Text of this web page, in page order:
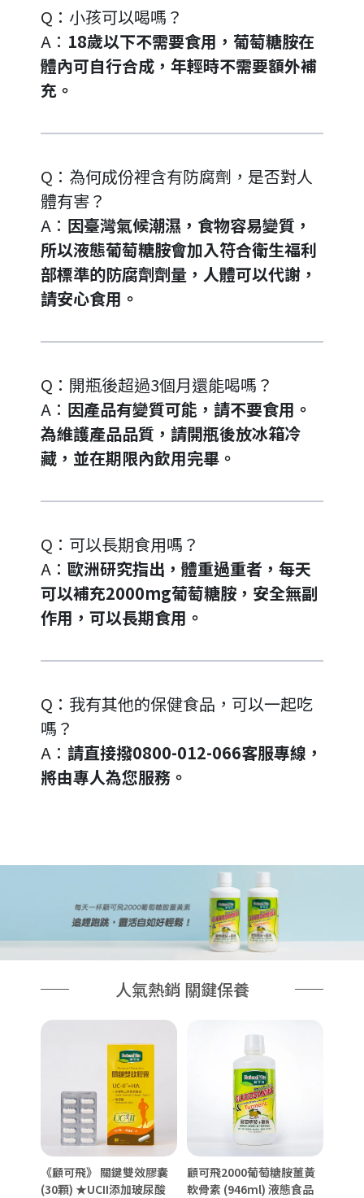
Q：小孩可以喝嗎？
A： 18歲以下不需要食用，葡萄糖胺在
體內可自行合成，年輕時不需要額外補
充。
Q：為何成份裡含有防腐劑，是否對人
體有害？
A： 因臺灣氣候潮濕，食物容易變質，
所以液態葡萄糖胺會加入符合衛生福利
部標準的防腐劑劑量，人體可以代謝，
請安心食用。
Q：開瓶後超過3個月還能喝嗎？
A： 因產品有變質可能，請不要食用。
為維護產品品質，請開瓶後放冰箱冷
藏，並在期限內飲用完畢。
Q：可以長期食用嗎？
A： 歐洲研究指出，體重過重者，每天
可以補充2000mg葡萄糖胺，安全無副
作用，可以長期食用。
Q：我有其他的保健食品，可以一起吃
嗎？
A： 請直接撥0800-012-066客服專線，
將由專人為您服務。
人氣熱銷 關鍵保養
《顧可飛》 關鍵雙效膠囊
(30顆) ★UCII添加玻尿酸
顧可飛2000葡萄糖胺薑黃
軟骨素 (946ml) 液態食品